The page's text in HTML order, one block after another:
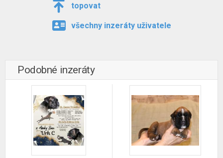
topovat
všechny inzeráty uživatele
Podobné inzeráty